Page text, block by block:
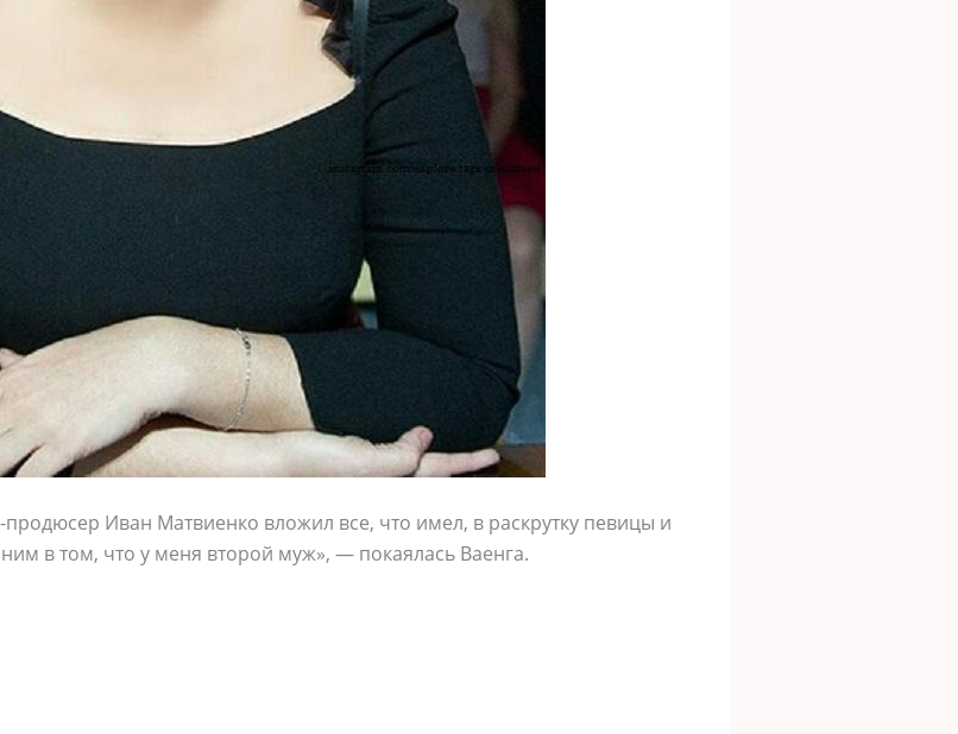
продюсер Иван Матвиенко вложил все, что имел, в раскрутку певицы и
в том, что у меня второй муж», — покаялась Ваенга.